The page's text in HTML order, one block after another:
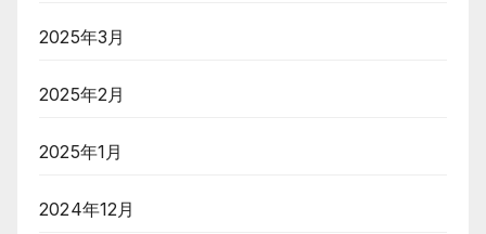
2025年3月
2025年2月
2025年1月
2024年12月